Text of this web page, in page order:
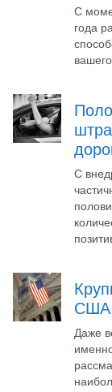
С
года
C
США
Даже